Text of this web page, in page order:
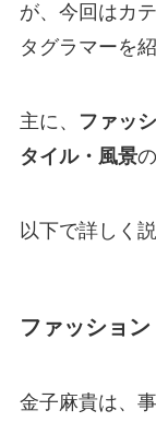
が、今回はカ
タグラマーを
主に、
ファッ
タイル・風景
以下で詳しく
ファッション
金子麻貴は、